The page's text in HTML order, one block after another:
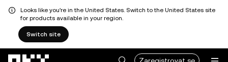
Looks like you're in the United States. Switch to the United States site
for products available in your region.
Switch site